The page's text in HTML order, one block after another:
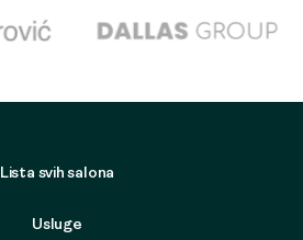
Lista svih salona
Usluge